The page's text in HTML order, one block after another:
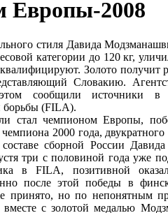
Европы-2008
стиля Давида
категории до 120 кг,
Золото получит
Словакию.
сообщили источники в
борьбы (FILA).
стал чемпионом Европы,
2000 года,
сборной России
три с половиной года уже
в FILA, позитивной
после этой победы в
принято, но по непонятным
вместе с золотой медалью